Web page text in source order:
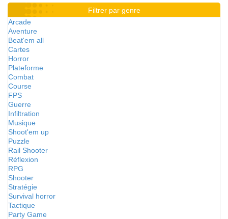
Filtrer par genre
Arcade
Aventure
Beat'em all
Cartes
Horror
Plateforme
Combat
Course
FPS
Guerre
Infiltration
Musique
Shoot'em up
Puzzle
Rail Shooter
Réflexion
RPG
Shooter
Stratégie
Survival horror
Tactique
Party Game